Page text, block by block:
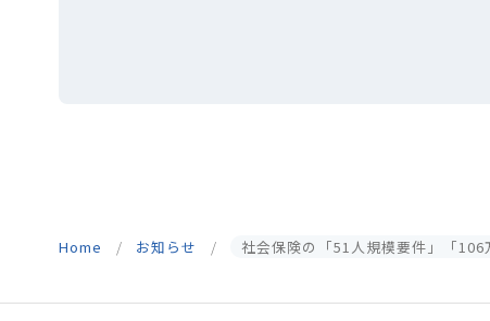
Home お知らせ 社会保険の「51人規模要件」「106